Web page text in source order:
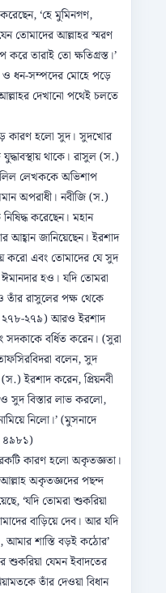
‘হে মুমিনগণ,
তোমাদের আল্লাহর স্মরণ
তারাই তো ক্ষতিগ্রস্ত।’
ও ধন-সম্পদের মোহে পড়ে
দেখানো পথেই চলতে
কারণ হলো সুদ। সুদখোর
যুদ্ধাবস্থায় থাকে। রাসুল (স.)
লেখককে অভিশাপ
অপরাধী। নবীজি (স.)
করেছেন। মহান
আহ্বান জানিয়েছেন। ইরশাদ
করো এবং তোমাদের যে সুদ
হও। যদি তোমরা
রাসুলের পক্ষ থেকে
২৭৮-২৭৯) আরও ইরশাদ
সদকাকে বর্ধিত করেন। (সুরা
বলেন, সুদ
ইরশাদ করেন, প্রিয়নবী
ও সুদ বিস্তার লাভ করলো,
নিলো।’ (মুসনাদে
৪৯৮১)
কারণ হলো অকৃতজ্ঞতা।
অকৃতজ্ঞদের পছন্দ
‘যদি তোমরা শুকরিয়া
বাড়িয়ে দেব। আর যদি
শাস্তি বড়ই কঠোর’
শুকরিয়া যেমন ইবাদতের
তাঁর দেওয়া বিধান